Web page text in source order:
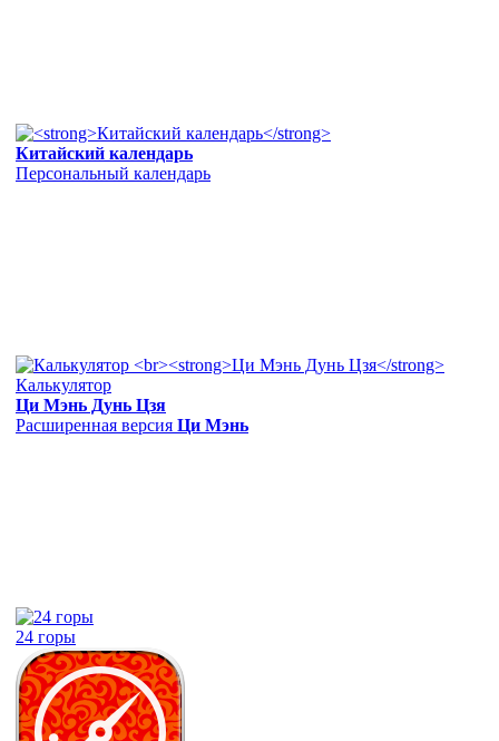
Китайский календарь
Персональный календарь
Калькулятор
Ци Мэнь Дунь Цзя
Расширенная версия Ци Мэнь
24 горы